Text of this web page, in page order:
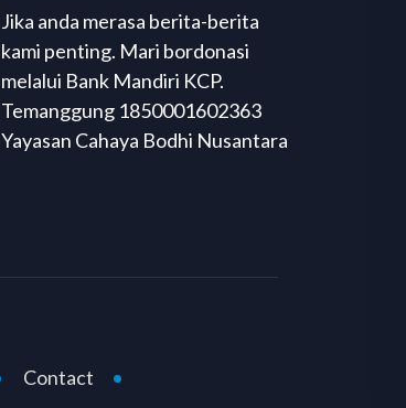
Jika anda merasa berita-berita
kami penting. Mari bordonasi
melalui Bank Mandiri KCP.
Temanggung 1850001602363
Yayasan Cahaya Bodhi Nusantara
Contact